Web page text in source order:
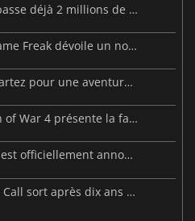
Resident Evil: Veronica dépasse déjà 2 millions de wishlists
Beast of Reincarnation : Game Freak dévoile un nouveau pari
Big Walk est disponible : partez pour une aventure entre amis
Warhammer 40 000 : Dawn of War 4 présente la faction des Nécrons
Le DLC Nioh 3 : Hell Rising est officiellement annoncé
Forsaken Realms : Vahrin's Call sort après dix ans de développement